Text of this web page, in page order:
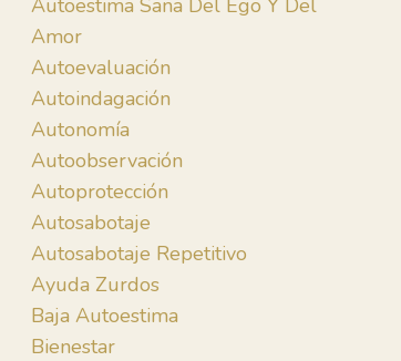
Amor
Autoevaluación
Autoindagación
Autonomía
Autoobservación
Autoprotección
Autosabotaje
Autosabotaje Repetitivo
Ayuda Zurdos
Baja Autoestima
Bienestar